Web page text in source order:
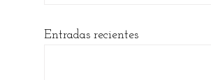
Entradas recientes